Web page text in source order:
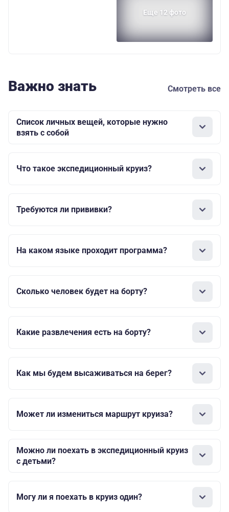
Еще 12 фото
Важно знать Смотреть все
Список личных вещей, которые нужно
взять с собой
Что такое экспедиционный круиз?
Требуются ли прививки?
На каком языке проходит программа?
Сколько человек будет на борту?
Какие развлечения есть на борту?
Как мы будем высаживаться на берег?
Может ли измениться маршрут круиза?
Можно ли поехать в экспедиционный круиз
с детьми?
Могу ли я поехать в круиз один?